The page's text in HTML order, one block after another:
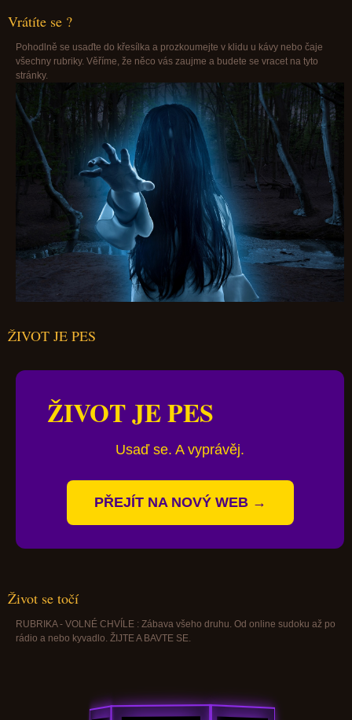
Vrátíte se ?
Pohodlně se usaďte do křesílka a prozkoumejte v klidu u kávy nebo čaje
všechny rubriky. Věříme, že něco vás zaujme a budete se vracet na tyto
stránky.
ŽIVOT JE PES
ŽIVOT JE PES
Usaď se. A vyprávěj.
PŘEJÍT NA NOVÝ WEB →
Život se točí
RUBRIKA - VOLNÉ CHVÍLE : Zábava všeho druhu. Od online sudoku až po
rádio a nebo kyvadlo. ŽIJTE A BAVTE SE.